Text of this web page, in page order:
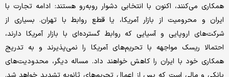
همکاری می‌‌کنند، اکنون با انتخابی دشوار روبه‌رو هستند: ادامه تجارت با
ایران و محرومیت از بازار آمریکا، یا قطع روابط با تهران. بسیاری از
شرکت‌های اروپایی و آسیایی که روابط گسترده‌‌ای با بازار آمریکا دارند،
احتمالا ریسک مواجهه با تحریم‌های آمریکا را نمی‌‌پذیرند و به تدریج
همکاری خود با ایران را کاهش خواهند داد. مساله دیگر، محدودیت‌‌های